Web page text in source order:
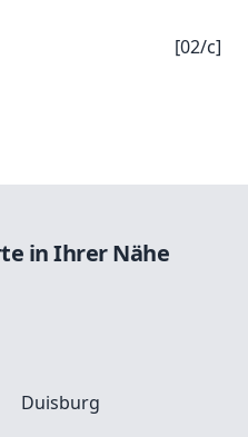
[02/c]
in Ihrer Nähe
Duisburg